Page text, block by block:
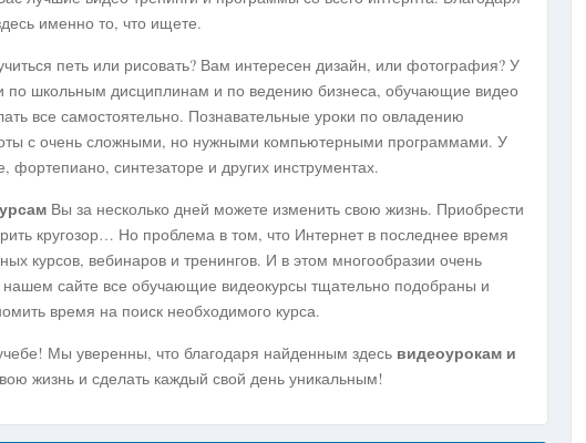
именно то, что ищете.
петь или рисовать? Вам интересен дизайн, или фотография? У
по школьным дисциплинам и по ведению бизнеса, обучающие видео
все самостоятельно. Познавательные уроки по овладению
с очень сложными, но нужными компьютерными программами. У
фортепиано, синтезаторе и других инструментах.
Вы за несколько дней можете изменить свою жизнь. Приобрести
кругозор… Но проблема в том, что Интернет в последнее время
курсов, вебинаров и тренингов. И в этом многообразии очень
сайте все обучающие видеокурсы тщательно подобраны и
время на поиск необходимого курса.
Мы уверенны, что благодаря найденным здесь видеоурокам и
жизнь и сделать каждый свой день уникальным!